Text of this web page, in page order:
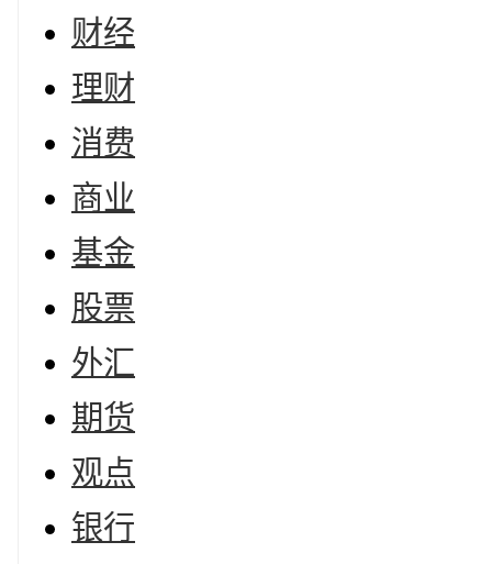
财经
理财
消费
商业
基金
股票
外汇
期货
观点
银行